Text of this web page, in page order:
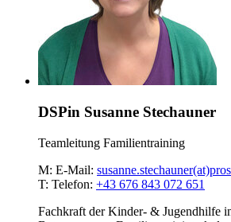
DSPin Susanne Stechauner
Teamleitung Familientraining
M: E-Mail:
T: Telefon: +43 676 843 072 651
Fachkraft der Kinder- & Jugendhilfe